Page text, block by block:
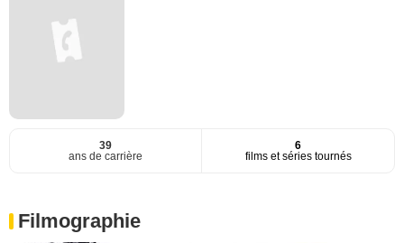
39
ans de carrière
6
films et séries tournés
Filmographie